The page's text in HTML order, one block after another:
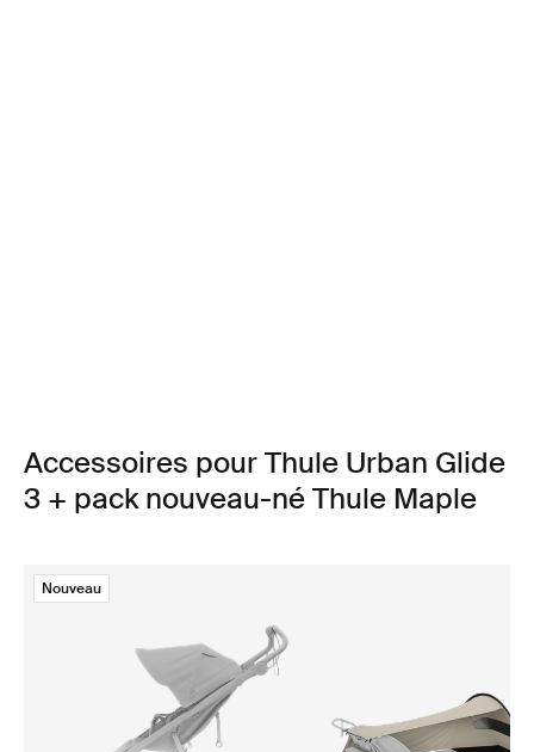
Accessoires pour Thule Urban Glide
3 + pack nouveau-né Thule Maple
Nouveau